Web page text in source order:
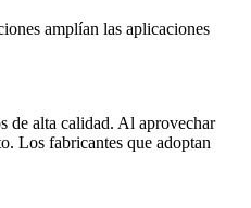
amplían las aplicaciones
de alta calidad. Al aprovechar
Los fabricantes que adoptan